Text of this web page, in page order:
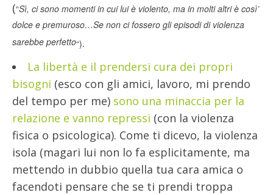
(“Sì, ci sono momenti in cui lui è violento, ma in molti altri è così’
dolce e premuroso…Se non ci fossero gli episodi di violenza
sarebbe perfetto“).
La libertà e il prendersi cura dei propri
bisogni (esco con gli amici, lavoro, mi prendo
del tempo per me) sono una minaccia per la
relazione e vanno repressi (con la violenza
fisica o psicologica). Come ti dicevo, la violenza
isola (magari lui non lo fa esplicitamente, ma
mettendo in dubbio quella tua cara amica o
facendoti pensare che se ti prendi troppa